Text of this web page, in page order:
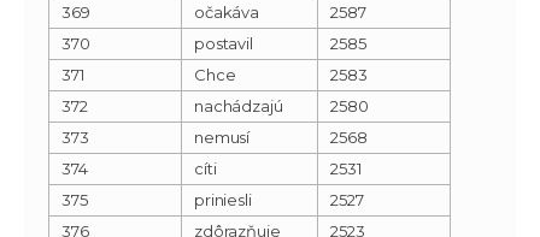
369
očakáva
2587
370
postavil
2585
371
Chce
2583
372
nachádzajú
2580
373
nemusí
2568
374
cíti
2531
375
priniesli
2527
376
zdôrazňuje
2523